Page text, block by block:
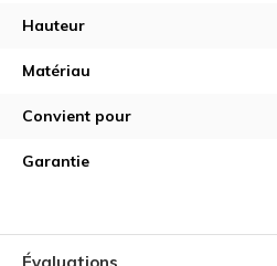
Hauteur
Matériau
Convient pour
Garantie